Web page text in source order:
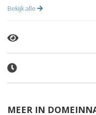
Bekijk alle
MEER IN